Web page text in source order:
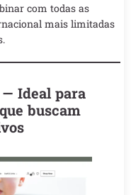
com todas as
mais limitadas
Ideal para
buscam